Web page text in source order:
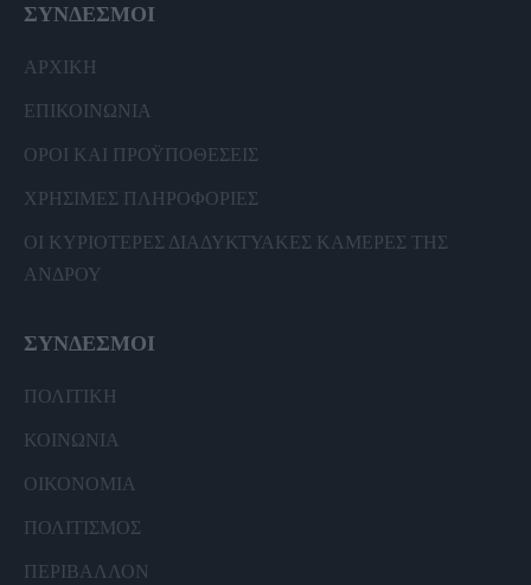
ΣΥΝΔΕΣΜΟΙ
ΑΡΧΙΚΗ
ΕΠΙΚΟΙΝΩΝΙΑ
ΟΡΟΙ ΚΑΙ ΠΡΟΫΠΟΘΕΣΕΙΣ
ΧΡΗΣΙΜΕΣ ΠΛΗΡΟΦΟΡΙΕΣ
ΟΙ ΚΥΡΙΟΤΕΡΕΣ ΔΙΑΔΥΚΤΥΑΚΕΣ ΚΑΜΕΡΕΣ ΤΗΣ
ΑΝΔΡΟΥ
ΣΥΝΔΕΣΜΟΙ
ΠΟΛΙΤΙΚΗ
ΚΟΙΝΩΝΙΑ
ΟΙΚΟΝΟΜΙΑ
ΠΟΛΙΤΙΣΜΟΣ
ΠΕΡΙΒΑΛΛΟΝ